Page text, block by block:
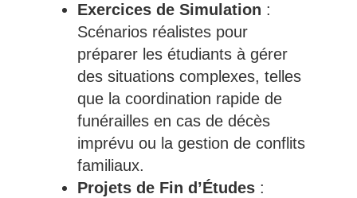
Exercices de Simulation :
Scénarios réalistes pour
préparer les étudiants à gérer
des situations complexes, telles
que la coordination rapide de
funérailles en cas de décès
imprévu ou la gestion de conflits
familiaux.
Projets de Fin d’Études: